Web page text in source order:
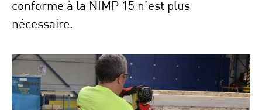
conforme à la NIMP 15 n’est plus
nécessaire.